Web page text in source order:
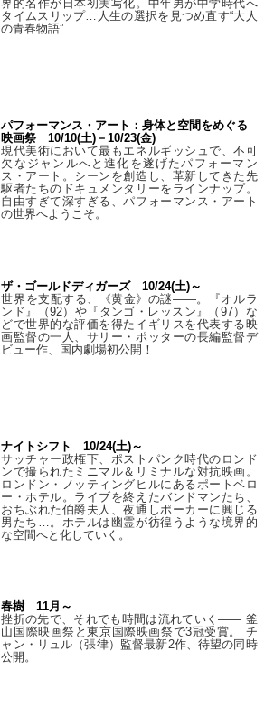
界的名作が日本初実写化。中年男が中学時代へ
タイムスリップ…人生の選択を見つめ直す“大人
の青春物語”
パフォーマンス・アート：身体と空間をめぐる
映画祭 10/10(土)－10/23(金)
現代美術において最もエネルギッシュで、不可
欠なジャンルへと進化を遂げたパフォーマン
ス・アート。シーンを創造し、革新してきた先
駆者たちのドキュメンタリーをラインナップ。
自由すぎて深すぎる、パフォーマンス・アート
の世界へようこそ。
ザ・ゴールドディガーズ 10/24(土)～
世界を支配する、《黄金》の謎――。『オルラ
ンド』（92）や『タンゴ・レッスン』（97）な
どで世界的な評価を得たイギリスを代表する映
画監督の一人、サリー・ポッターの長編監督デ
ビュー作、国内劇場初公開！
ナイトシフト 10/24(土)～
サッチャー政権下、ポストパンク時代のロンド
ンで撮られたミニマル＆リミナルな対抗映画。
ロンドン・ノッティングヒルにあるポートベロ
ー・ホテル。ライブを終えたバンドマンたち、
おちぶれた伯爵夫人、夜通しポーカーに興じる
男たち…。ホテルは幽霊が彷徨うような境界的
な空間へと化していく。
春樹 11月～
挫折の先で、それでも時間は流れていく—— 釜
山国際映画祭と東京国際映画祭で3冠受賞。 チ
ャン・リュル（張律）監督最新2作、待望の同時
公開。